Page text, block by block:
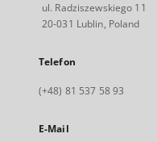
ul. Radziszewskiego 11
20-031 Lublin, Poland
Telefon
(+48) 81 537 58 93
E-Mail